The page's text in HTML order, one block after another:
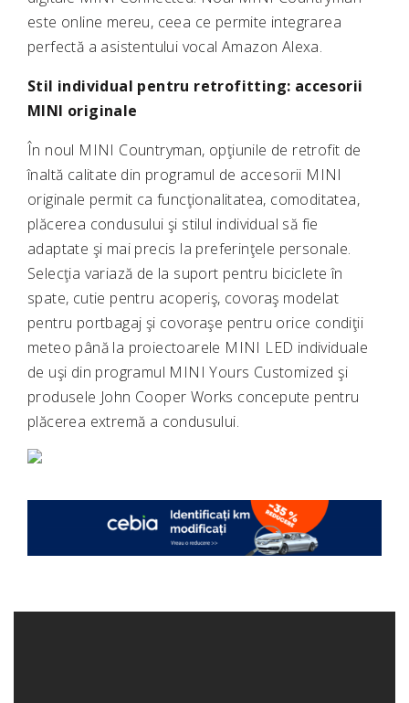
este online mereu, ceea ce permite integrarea
perfectă a asistentului vocal Amazon Alexa.
Stil individual pentru retrofitting: accesorii
MINI originale
În noul MINI Countryman, opţiunile de retrofit de
înaltă calitate din programul de accesorii MINI
originale permit ca funcţionalitatea, comoditatea,
plăcerea condusului şi stilul individual să fie
adaptate şi mai precis la preferinţele personale.
Selecţia variază de la suport pentru biciclete în
spate, cutie pentru acoperiş, covoraş modelat
pentru portbagaj şi covoraşe pentru orice condiţii
meteo până la proiectoarele MINI LED individuale
de uşi din programul MINI Yours Customized şi
produsele John Cooper Works concepute pentru
plăcerea extremă a condusului.